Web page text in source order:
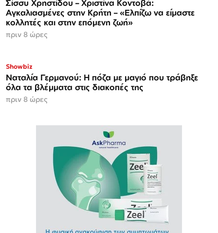
Σίσσυ Χρηστίδου – Χριστίνα Κοντοβά:
Αγκαλιασμένες στην Κρήτη – «Ελπίζω να είμαστε
κολλητές και στην επόμενη ζωή»
πριν 8 ώρες
Showbiz
Ναταλία Γερμανού: Η πόζα με μαγιό που τράβηξε
όλα τα βλέμματα στις διακοπές της
πριν 8 ώρες